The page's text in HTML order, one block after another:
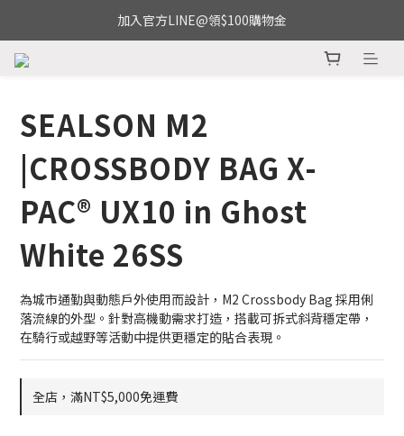
加入官方LINE@領$100購物金
SEALSON M2
|CROSSBODY BAG X-
PAC® UX10 in Ghost
White 26SS
為城市通勤與動態戶外使用而設計，M2 Crossbody Bag 採用俐
落流線的外型。針對高機動需求打造，搭載可拆式斜背穩定帶，
在騎行或越野等活動中提供更穩定的貼合表現。
全店，滿NT$5,000免運費